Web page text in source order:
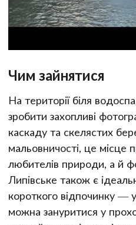
Чим зайнятися
На території біля
зробити захопливі
каскаду та скелястих
мальовничості, це місце
любителів природи, а й
Липівське також є
короткого відпочинку — у
можна зануритися у